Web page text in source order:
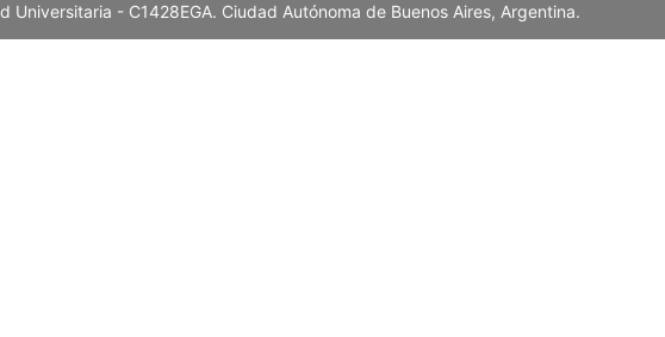
Universitaria - C1428EGA. Ciudad Autónoma de Buenos Aires, Argentina.